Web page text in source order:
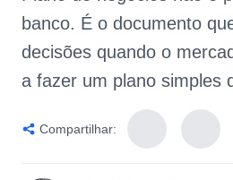
banco. É o documento
decisões quando o
a fazer um plano simples
Compartilhar: